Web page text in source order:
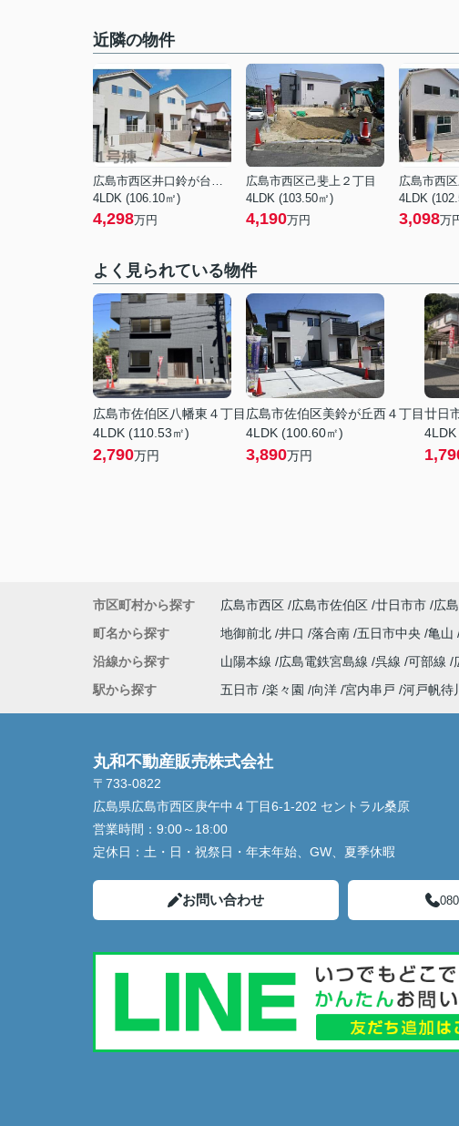
近隣の物件
広島市西区井口鈴が台３丁目
4LDK (106.10㎡)
4,298万円
広島市西区己斐上２丁目
4LDK (103.50㎡)
4,190万円
4LDK
3,098万
よく見られている物件
広島市佐伯区八幡東４丁目
4LDK (110.53㎡)
2,790万円
広島市佐伯区美鈴が丘西４丁目
4LDK (100.60㎡)
3,890万円
廿日
市区町村から探す 広島市西区 広島市佐伯区 廿日市市 広
町名から探す
地御前北 井口 落合南 五日市中央 亀山
沿線から探す
山陽本線 広島電鉄宮島線 呉線 可部線
駅から探す
五日市 楽々園 向洋 宮内串戸 河戸帆待
丸和不動産販売株式会社
〒733-0822
広島県広島市西区庚午中４丁目6-1-202 セントラル桑原
営業時間： 9:00～18:00
定休日： 土・日・祝祭日・年末年始、GW、夏季休暇
お問い合わせ